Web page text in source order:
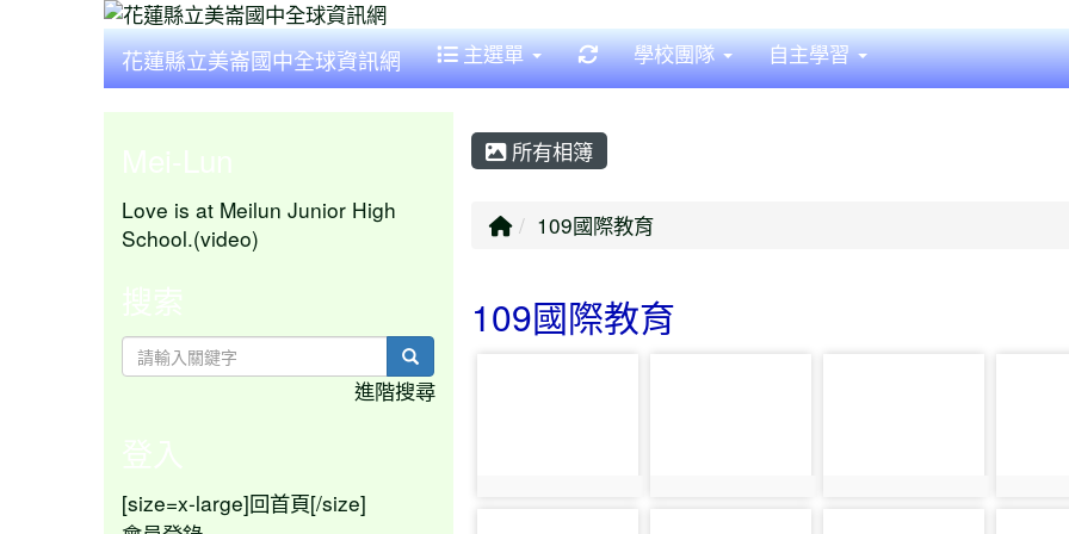
花蓮縣立美崙國中全球資訊網 主選單 重新取得佈景設定
學校團隊 自主學習
所有相簿
回首頁
109國際教育
109國際教育
Mei-Lun
Love is at Meilun Junior High
School.(video)
搜索
search
進階搜尋
登入
[size=x-large] 回首頁[/size]